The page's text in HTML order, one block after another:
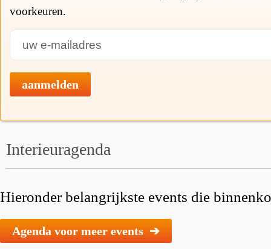
voorkeuren.
aanmelden
Interieuragenda
Hieronder belangrijkste events die
Agenda voor meer events ➔